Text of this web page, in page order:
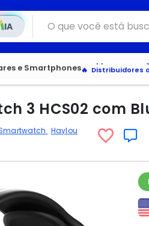
IA
e Smartphones
Veja os
Distribuidores
3 HCS02 com
Haylou